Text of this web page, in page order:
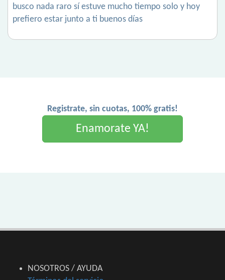
busco nada raro sí estuve mucho tiempo solo y hoy
prefiero estar junto a ti buenos días
Registrate, sin cuotas, 100% gratis!
Enamorate YA!
NOSOTROS / AYUDA